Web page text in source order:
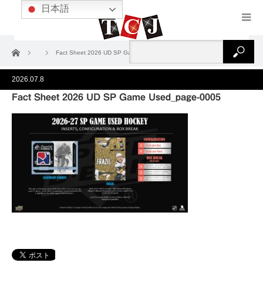
ホーム Fact Sheet 2026 UD SP Game Used_page-0005
2026.07.8
Fact Sheet 2026 UD SP Game Used_page-0005
日本語